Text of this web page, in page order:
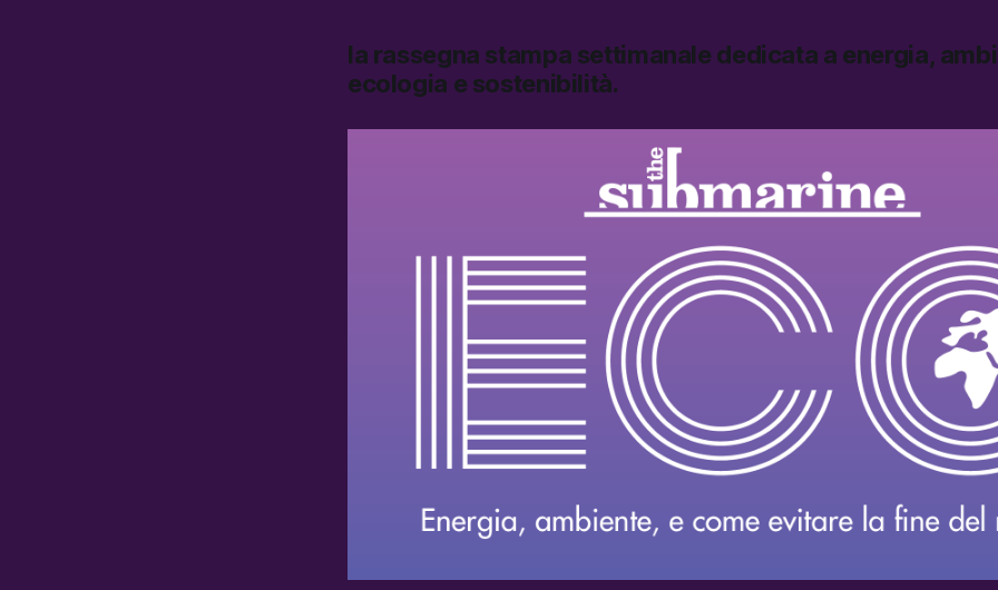
la rassegna stampa settimanale dedicata a energia,
ecologia e sostenibilità.